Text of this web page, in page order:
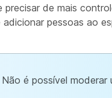
precisar de mais
pessoas ao
é possível moderar